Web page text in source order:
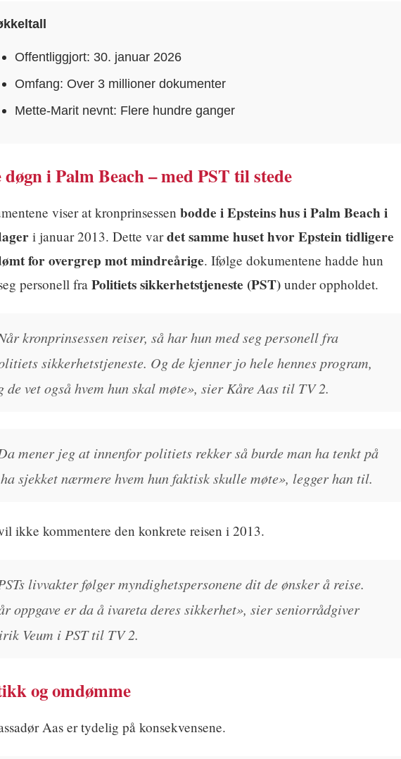
Offentliggjort: 30. januar 2026
Omfang: Over 3 millioner dokumenter
Mette-Marit nevnt: Flere hundre ganger
i Palm Beach – med PST til stede
viser at kronprinsessen bodde i Epsteins hus i Palm Beach i
i januar 2013. Dette vardet samme huset hvor Epstein tidligere
for overgrep mot mindreårige. Ifølge dokumentene hadde hun
personell fra Politiets sikkerhetstjeneste (PST) under oppholdet.
kronprinsessen reiser, så har hun med seg personell fra
sikkerhetstjeneste. Og de kjenner jo hele hennes program,
de vet også hvem hun skal møte», sier Kåre Aas til TV 2.
mener jeg at innenfor politiets rekker så burde man ha tenkt på
sjekket nærmere hvem hun faktisk skulle møte», legger han til.
ikke kommentere den konkrete reisen i 2013.
livvakter følger myndighetspersonene dit de ønsker å reise.
oppgave er da å ivareta deres sikkerhet», sier seniorrådgiver
Veum i PST til TV 2.
og omdømme
Aas er tydelig på konsekvensene.